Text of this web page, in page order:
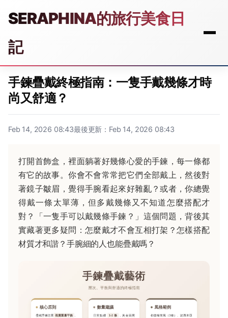
SERAPHINA的旅行美食日
記
手鍊疊戴終極指南：一隻手戴幾條才時
尚又舒適？
Feb 14, 2026 08:43最後更新：Feb 14, 2026 08:43
打開首飾盒，裡面躺著好幾條心愛的手鍊，每一條都
有它的故事。你會不會常常把它們全部戴上，然後對
著鏡子皺眉，覺得手腕看起來好雜亂？或者，你總覺
得戴一條太單薄，但多戴幾條又不知道怎麼搭配才
對？「一隻手可以戴幾條手鍊？」這個問題，背後其
實藏著更多疑問：怎麼戴才不會互相打架？怎樣搭配
材質才和諧？手腕細的人也能疊戴嗎？